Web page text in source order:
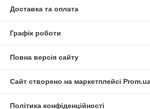
Доставка та оплата
Графік роботи
Повна версія сайту
Сайт створено на маркетплейсі
Політика конфіденційності